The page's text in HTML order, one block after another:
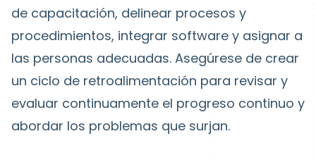
de capacitación, delinear procesos y
procedimientos, integrar software y asignar a
las personas adecuadas. Asegúrese de crear
un ciclo de retroalimentación para revisar y
evaluar continuamente el progreso continuo y
abordar los problemas que surjan.